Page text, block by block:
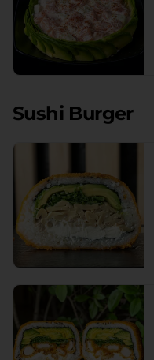
Sushi Burger